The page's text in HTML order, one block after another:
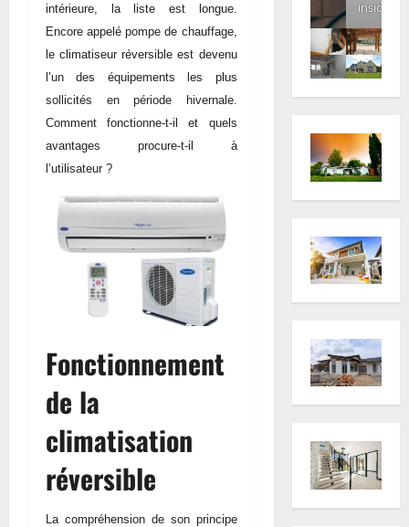
intérieure, la liste est longue.
Encore appelé pompe de chauffage,
le climatiseur réversible est devenu
l’un des équipements les plus
sollicités en période hivernale.
Comment fonctionne-t-il et quels
avantages procure-t-il à
l’utilisateur ?
Fonctionnement
de la
climatisation
réversible
La compréhension de son principe
inside